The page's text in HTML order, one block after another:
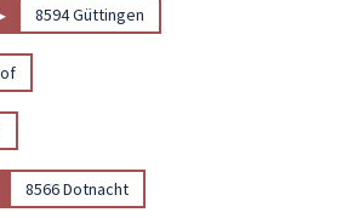
8594 Güttingen
8566 Dotnacht